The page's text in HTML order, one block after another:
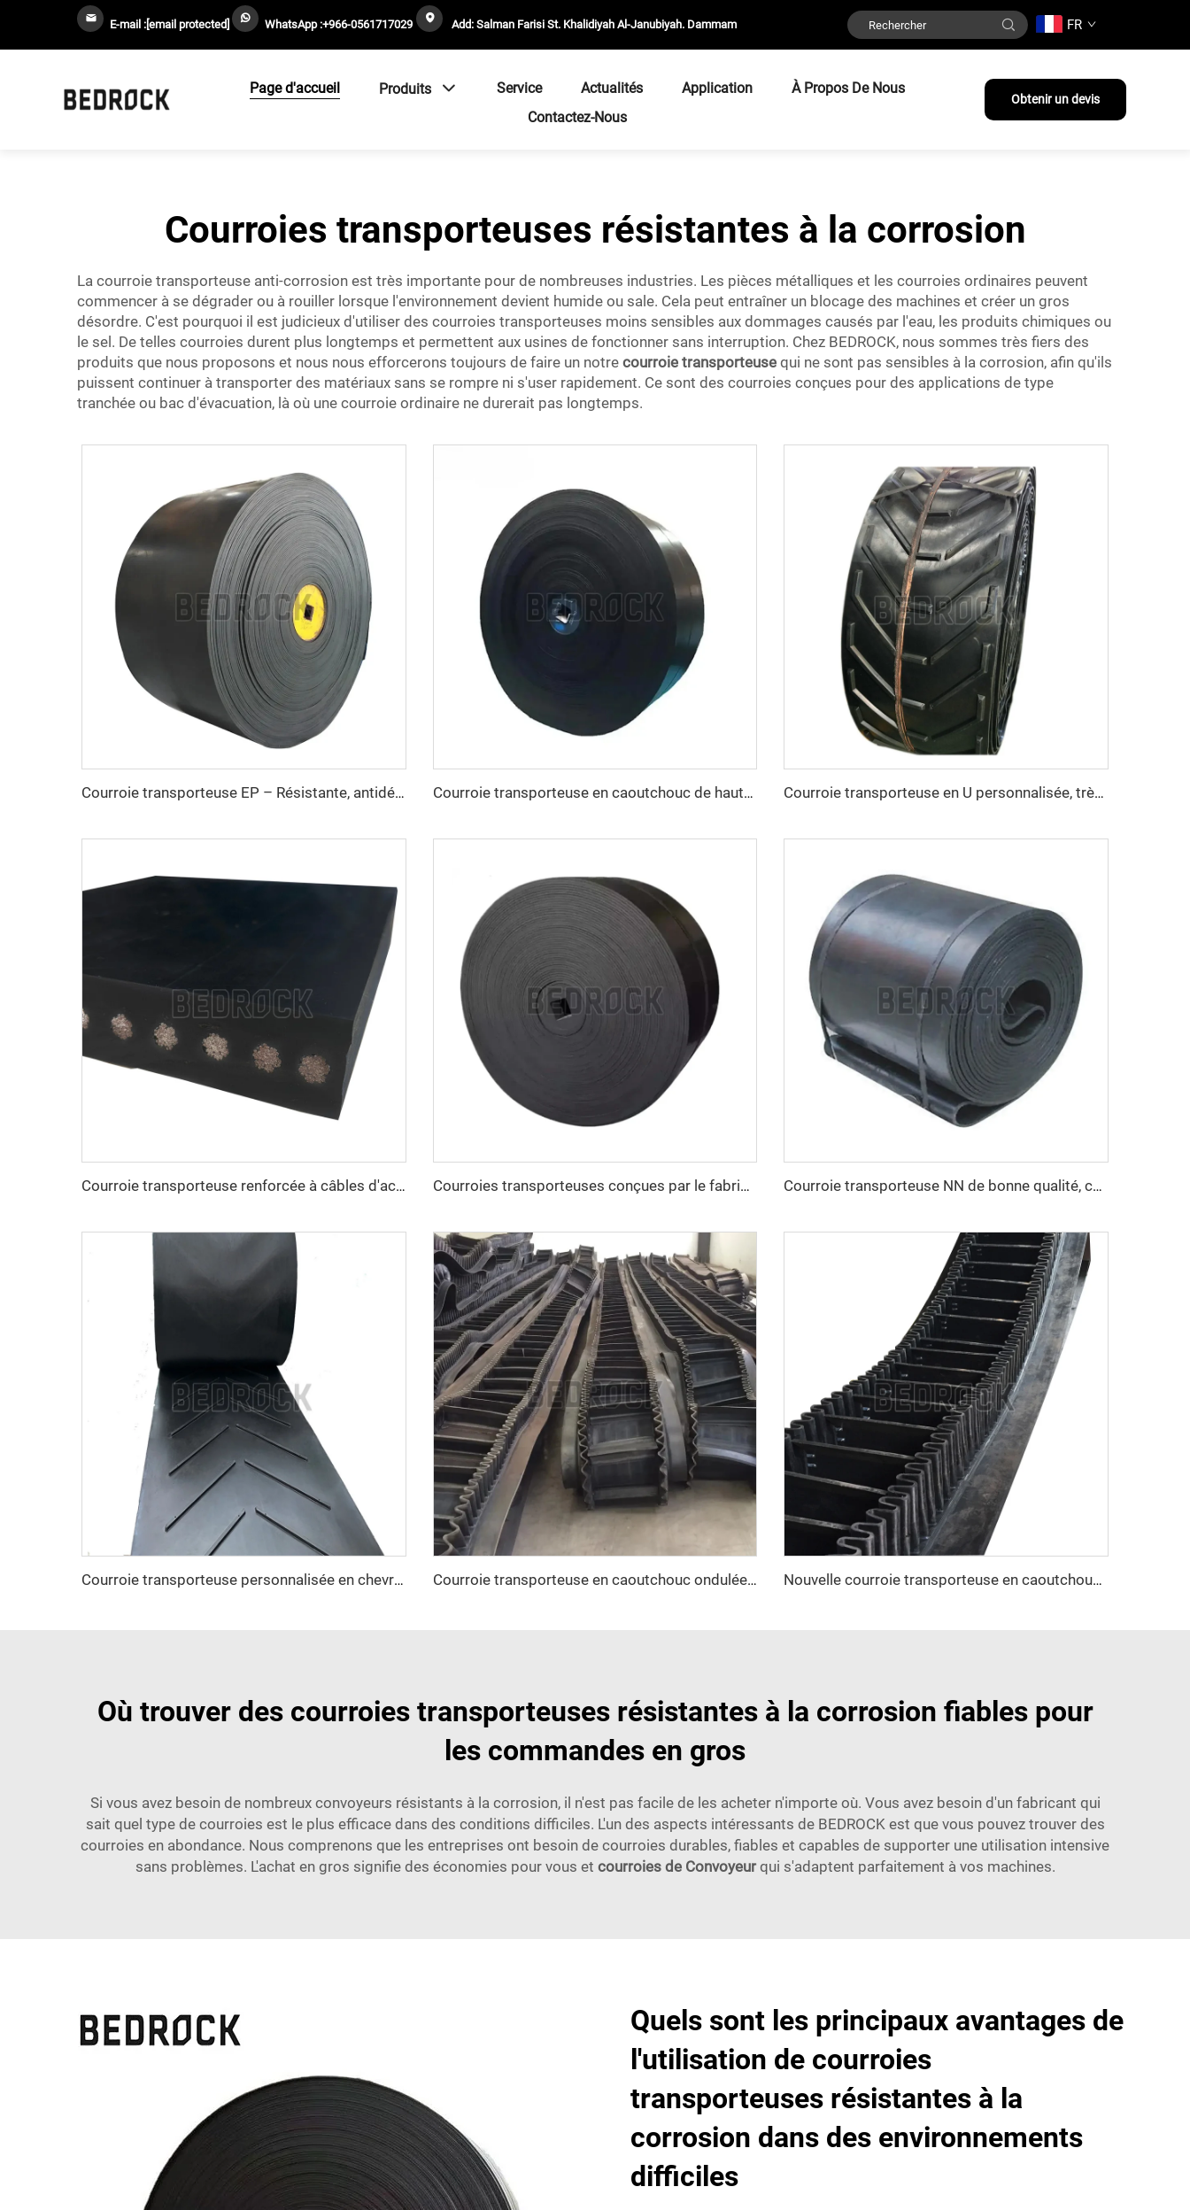
E-mail : [email protected] WhatsApp :+966-0561717029 Add: Salman Farisi St. Khalidiyah Al-Janubiyah. Dammam FR
Page d'accueil Produits Service Actualités Application
À Propos De Nous
Contactez-Nous
Obtenir un devis
Courroies transporteuses résistantes à la corrosion
La courroie transporteuse anti-corrosion est très importante pour de nombreuses industries. Les pièces métalliques et les courroies ordinaires peuvent
commencer à se dégrader ou à rouiller lorsque l'environnement devient humide ou sale. Cela peut entraîner un blocage des machines et créer un gros
désordre. C'est pourquoi il est judicieux d'utiliser des courroies transporteuses moins sensibles aux dommages causés par l'eau, les produits chimiques ou
le sel. De telles courroies durent plus longtemps et permettent aux usines de fonctionner sans interruption. Chez BEDROCK, nous sommes très fiers des
produits que nous proposons et nous nous efforcerons toujours de faire un notre courroie transporteuse qui ne sont pas sensibles à la corrosion, afin qu'ils
puissent continuer à transporter des matériaux sans se rompre ni s'user rapidement. Ce sont des courroies conçues pour des applications de type
tranchée ou bac d'évacuation, là où une courroie ordinaire ne durerait pas longtemps.
Courroie transporteuse EP – Résistante, antidérapante, résistante à la chaleur pour la manutention industrielle de matériaux Courroie transporteuse en caoutchouc de haute qualité et à prix avantageux, 4 plis, largeur 800 mm, courroie transporteuse EP pour l’exploitation minière, les carrières et les concasseurs de pierres Courroie transporteuse en U personnalisée, très durable, pour matériaux à haute température
Courroie transporteuse renforcée à câbles d'acier pour le transport sur de longues distances de matériaux en vrac dans les secteurs du ciment et des carrières Courroies transporteuses conçues par le fabricant, résistantes à l'huile, vitesse réglable, nouvelle génération Courroie transporteuse NN de bonne qualité, courroie transporteuse sur commande OEM personnalisable
Courroie transporteuse personnalisée en chevrons, très durable, pour matériaux à haute température Courroie transporteuse en caoutchouc ondulée rigide pour exploitation minière du charbon et restaurants Nouvelle courroie transporteuse en caoutchouc à décharge latérale, résistante à la chaleur, vitesse réglable, pour usine de fabrication
Où trouver des courroies transporteuses résistantes à la corrosion fiables pour
les commandes en gros
Si vous avez besoin de nombreux convoyeurs résistants à la corrosion, il n'est pas facile de les acheter n'importe où. Vous avez besoin d'un fabricant qui
sait quel type de courroies est le plus efficace dans des conditions difficiles. L'un des aspects intéressants de BEDROCK est que vous pouvez trouver des
courroies en abondance. Nous comprenons que les entreprises ont besoin de courroies durables, fiables et capables de supporter une utilisation intensive
sans problèmes. L'achat en gros signifie des économies pour vous et courroies de Convoyeurqui s'adaptent parfaitement à vos machines.
Quels sont les principaux avantages de
l'utilisation de courroies
transporteuses résistantes à la
corrosion dans des environnements
difficiles